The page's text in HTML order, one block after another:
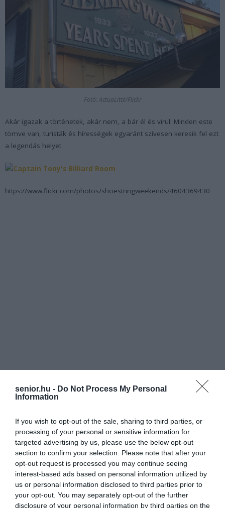
senior.hu - Do Not Process My Personal
Information
If you wish to opt-out of the sale, sharing to third parties, or
processing of your personal or sensitive information for
targeted advertising by us, please use the below opt-out
section to confirm your selection. Please note that after your
opt-out request is processed you may continue seeing
interest-based ads based on personal information utilized by
us or personal information disclosed to third parties prior to
your opt-out. You may separately opt-out of the further
disclosure of your personal information by third parties on the
Fotó: ActuaLitté/Flickr
Akár igazak a történetek, akár nem, a bár él és virul. Minden este
tömve van, turisták és hírességek egyaránt szívesen keresik fel ezt
a legendás helyet.
https://www.flickr.com/photos/shoestringweekends/4604369430